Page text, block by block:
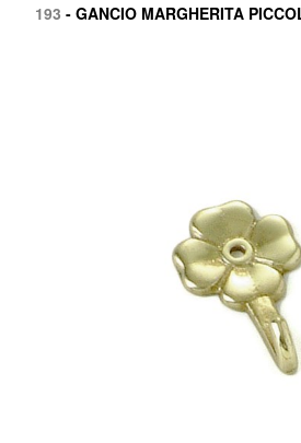
193 - GANCIO MARGHERITA